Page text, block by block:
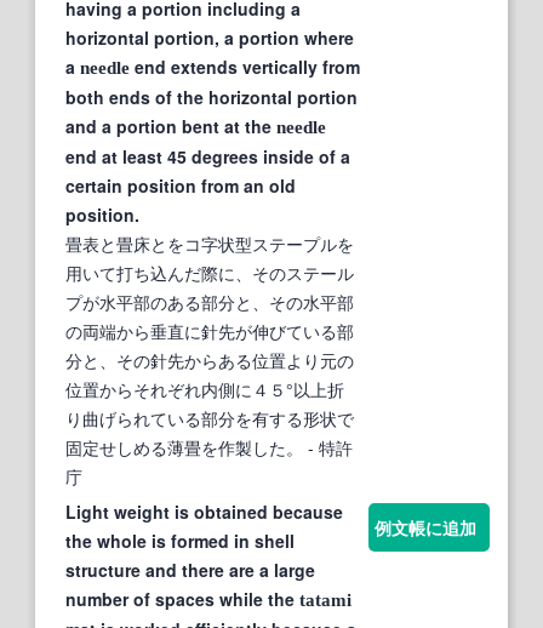
having a portion including a
horizontal portion, a portion where
a needle end extends vertically from
both ends of the horizontal portion
and a portion bent at the needle
end at least 45 degrees inside of a
certain position from an old
position.
畳表と畳床とをコ字状型ステープルを
用いて打ち込んだ際に、そのステール
プが水平部のある部分と、その水平部
の両端から垂直に針先が伸びている部
分と、その針先からある位置より元の
位置からそれぞれ内側に４５°以上折
り曲げられている部分を有する形状で
固定せしめる薄畳を作製した。
- 特許
庁
Light weight is obtained because
the whole is formed in shell
structure and there are a large
number of spaces while the tatami
例文帳に追加